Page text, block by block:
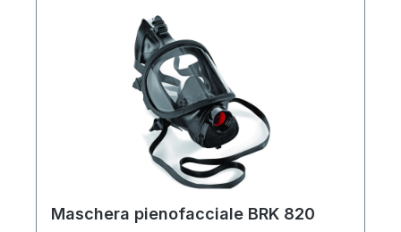
radio a due viemisura universale che
alloggia tutte le maschere in modo fermo
ma gentile, indipendentemente dalla forma
del visola maschera interna previene
l'appannamento della lente del visore
Maschera pienofacciale BRK 820